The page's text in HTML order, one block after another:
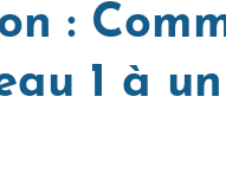
:
1 à un